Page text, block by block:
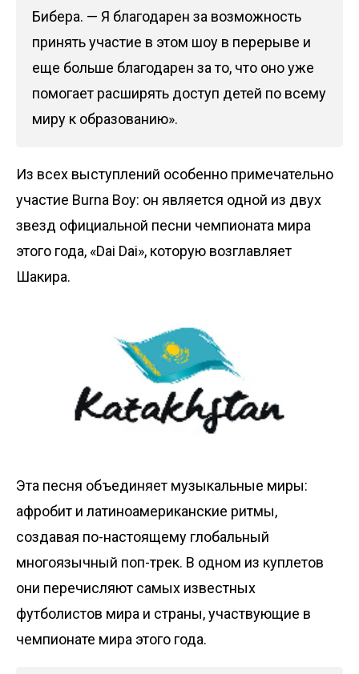
Бибера. — Я благодарен за возможность
принять участие в этом шоу в перерыве и
еще больше благодарен за то, что оно уже
помогает расширять доступ детей по всему
миру к образованию».
Из всех выступлений особенно примечательно
участие Burna Boy: он является одной из двух
звезд официальной песни чемпионата мира
этого года, «Dai Dai», которую возглавляет
Шакира.
Эта песня объединяет музыкальные миры:
афробит и латиноамериканские ритмы,
создавая по-настоящему глобальный
многоязычный поп-трек. В одном из куплетов
они перечисляют самых известных
футболистов мира и страны, участвующие в
чемпионате мира этого года.